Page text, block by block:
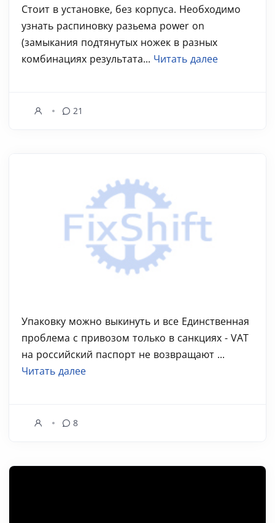
Стоит в установке, без корпуса. Необходимо
узнать распиновку разьема power on
(замыкания подтянутых ножек в разных
комбинациях результата... Читать далее
21
Упаковку можно выкинуть и все Единственная
проблема с привозом только в санкциях - VAT
на российский паспорт не возвращают ...
Читать далее
8